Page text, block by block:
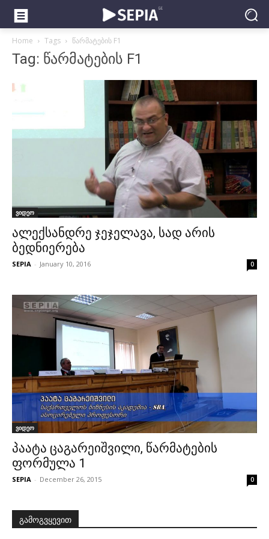
Home Tags წარმატების F1
Tag: წარმატების F1
ვიდეო
ალექსანდრე ჯეჯელავა, სად არის
ბედნიერება
SEPIA - January 10, 2016 0
ვიდეო
პაატა ცაგარეიშვილი, წარმატების
ფორმულა 1
SEPIA - December 26, 2015 0
გამოგვყევით